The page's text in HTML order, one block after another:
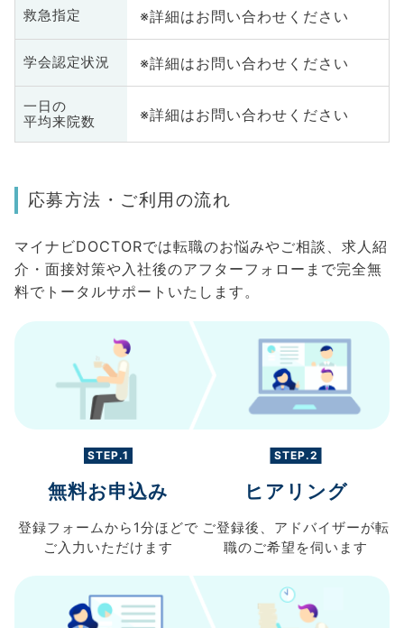
救急指定 ※詳細はお問い合わせください
学会認定状況 ※詳細はお問い合わせください
一日の
平均来院数
※詳細はお問い合わせください
応募方法・ご利用の流れ
マイナビDOCTORでは転職のお悩みやご相談、求人紹
介・面接対策や入社後のアフターフォローまで完全無
料でトータルサポートいたします。
STEP.1
無料お申込み
登録フォームから 1分ほどで
ご入力 いただけます
STEP.2
ヒアリング
ご登録後、 アドバイザーが転
職のご希望を伺います